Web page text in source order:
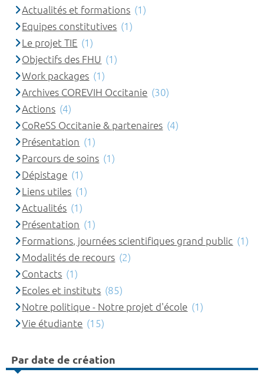
Actualités et formations (1)
Equipes constitutives (1)
Le projet TIE (1)
Objectifs des FHU (1)
Work packages (1)
Archives COREVIH Occitanie (30)
Actions (4)
CoReSS Occitanie & partenaires (4)
Présentation (1)
Parcours de soins (1)
Dépistage (1)
Liens utiles (1)
Actualités (1)
Présentation (1)
Formations, journées scientifiques grand public (1)
Modalités de recours (2)
Contacts (1)
Ecoles et instituts (85)
Notre politique - Notre projet d'école (1)
Vie étudiante (15)
Par date de création